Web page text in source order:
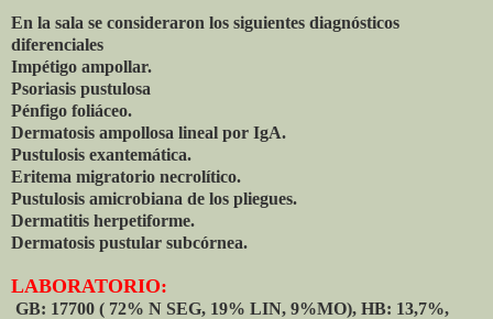
En la sala se consideraron los siguientes diagnósticos
diferenciales
Impétigo ampollar.
Psoriasis pustulosa
Pénfigo foliáceo.
Dermatosis ampollosa lineal por IgA.
Pustulosis exantemática.
Eritema migratorio necrolítico.
Pustulosis amicrobiana de los pliegues.
Dermatitis herpetiforme.
Dermatosis pustular subcórnea.
LABORATORIO:
GB: 17700 ( 72% N SEG, 19% LIN, 9%MO), HB: 13,7%,